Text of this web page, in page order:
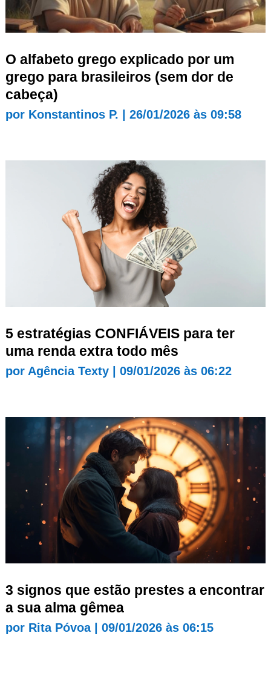
O alfabeto grego explicado por um
grego para brasileiros (sem dor de
cabeça)
por Konstantinos P. 26/01/2026 às 09:58
5 estratégias CONFIÁVEIS para ter
uma renda extra todo mês
por Agência Texty| 09/01/2026 às 06:22
3 signos que estão prestes a encontrar
a sua alma gêmea
por Rita Póvoa| 09/01/2026 às 06:15